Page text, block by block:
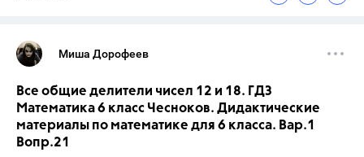
Миша Дорофеев
Все общие делители чисел 12 и 18. ГДЗ
Математика 6 класс Чесноков. Дидактические
материалы по математике для 6 класса. Вар.1
Вопр.21